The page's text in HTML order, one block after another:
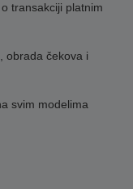
transakciji platnim
obrada čekova i
svim modelima